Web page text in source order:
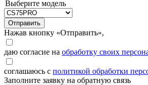
Выберите модель
Отправить
Нажав кнопку «Отправить»,
даю согласие на обработку своих
соглашаюсь с политикой обработки
Заполните заявку на обратную связь